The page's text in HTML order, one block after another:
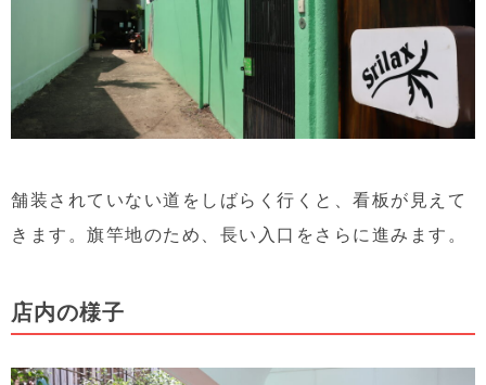
舗装されていない道をしばらく行くと、看板が見えて
きます。旗竿地のため、長い入口をさらに進みます。
店内の様子